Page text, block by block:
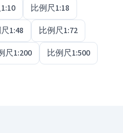
比例尺1:18
1:48
比例尺1:72
尺1:200
比例尺1:500